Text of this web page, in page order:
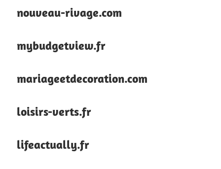
nouveau-rivage.com
mybudgetview.fr
mariageetdecoration.com
loisirs-verts.fr
lifeactually.fr